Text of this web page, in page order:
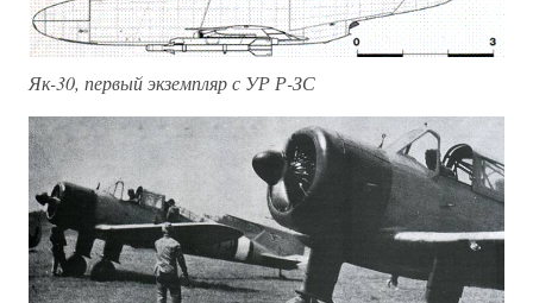
Як-30, первый экземпляр с УР Р-ЗС